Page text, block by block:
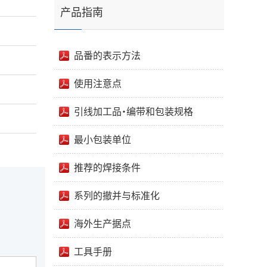
产品指南
品番的表示方法
使用注意点
引线加工品・编带和包装规格
最小包装单位
推荐的焊接条件
系列的撤并与标准化
海外生产据点
工具手册